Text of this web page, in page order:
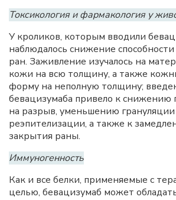
Токсикология и фармакология у
У кроликов, которым вводили
наблюдалось снижение
ран. Заживление изучалось на
кожи на всю толщину, а также
форму на неполную толщину;
бевацизумаба привело к снижению
на разрыв, уменьшению
реэпителизации, а также к
закрытия раны.
Иммуногенность
Как и все белки, применяемые с
целью, бевацизумаб может